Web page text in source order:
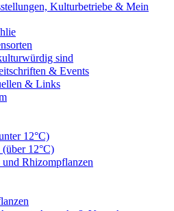
Kulturbetriebe & Mein
sind
& Events
& Links
12°C)
12°C)
Rhizompflanzen